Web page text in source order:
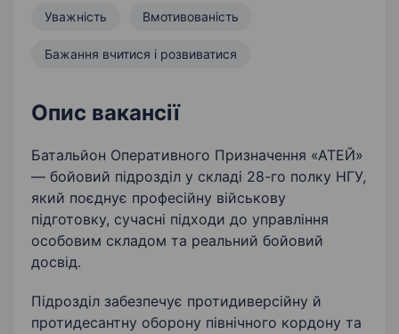
Уважність Вмотивованість
Бажання вчитися і розвиватися
Опис вакансії
Батальйон Оперативного Призначення «АТЕЙ»
— бойовий підрозділ у складі 28-го полку НГУ,
який поєднує професійну військову
підготовку, сучасні підходи до управління
особовим складом та реальний бойовий
досвід.
Підрозділ забезпечує протидиверсійну й
протидесантну оборону північного кордону та